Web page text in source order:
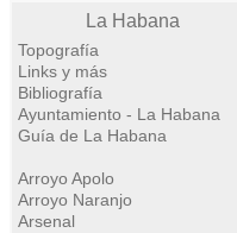
La Habana
Topografía
Links y más
Bibliografía
Ayuntamiento - La Habana
Guía de La Habana
Arroyo Apolo
Arroyo Naranjo
Arsenal